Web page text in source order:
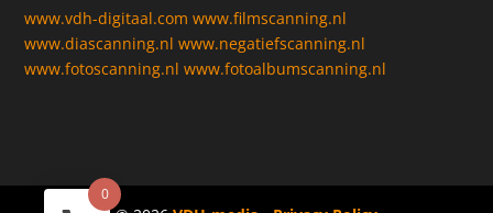
www.vdh-digitaal.com www.filmscanning.nl
www.diascanning.nl www.negatiefscanning.nl
www.fotoscanning.nl www.fotoalbumscanning.nl
0